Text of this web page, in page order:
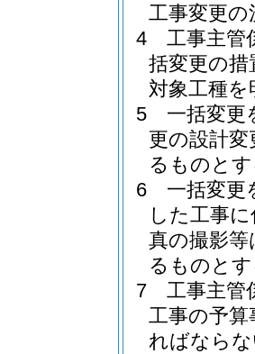
工事変更
4
工事主管
括変更の
対象工種
5
一括変更
更の設計変
るものと
6
一括変更
した工事
真の撮影
るものと
7
工事主管
工事の予
ればなら